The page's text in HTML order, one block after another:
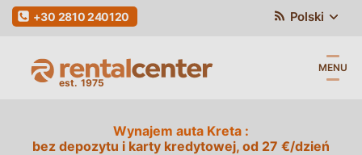
Polski
+30 2810 240120
MENU
Wynajem auta Kreta
bez depozytu i karty kredytowej, od 27 €/dzień